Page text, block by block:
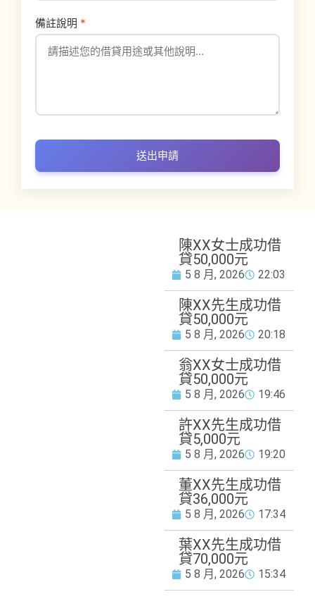
備註說明 *
送出申請
陳XX女士成功借
貸50,000元
5 8 月, 2026 22:03
陳XX先生成功借
貸50,000元
5 8 月, 2026 20:18
翁XX女士成功借
貸50,000元
5 8 月, 2026 19:46
許XX先生成功借
貸5,000元
5 8 月, 2026 19:20
董XX先生成功借
貸36,000元
5 8 月, 2026 17:34
葉XX先生成功借
貸70,000元
5 8 月, 2026 15:34